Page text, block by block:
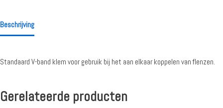
Beschrijving
Standaard V-band klem voor gebruik bij het aan elkaar koppelen van flenzen.
Gerelateerde producten